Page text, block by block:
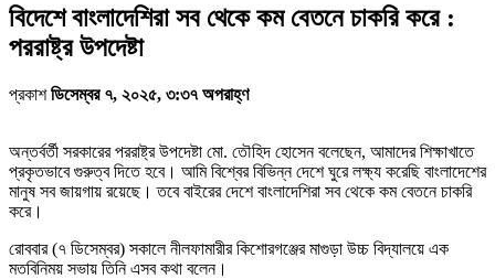
বিদেশে বাংলাদেশিরা সব থেকে কম বেতনে চাকরি করে :
পররাষ্ট্র উপদেষ্টা
প্রকাশডিসেম্বর ৭, ২০২৫, ৩:৩৭ অপরাহ্ণ
অন্তর্বর্তী সরকারের পররাষ্ট্র উপদেষ্টা মো. তৌহিদ হোসেন বলেছেন, আমাদের শিক্ষাখাতে
প্রকৃতভাবে গুরুত্ব দিতে হবে। আমি বিশ্বের বিভিন্ন দেশে ঘুরে লক্ষ্য করেছি বাংলাদেশের
মানুষ সব জায়গায় রয়েছে। তবে বাইরের দেশে বাংলাদেশিরা সব থেকে কম বেতনে চাকরি
করে।
রোববার (৭ ডিসেম্বর) সকালে নীলফামারীর কিশোরগঞ্জের মাগুড়া উচ্চ বিদ্যালয়ে এক
মতবিনিময় সভায় তিনি এসব কথা বলেন।